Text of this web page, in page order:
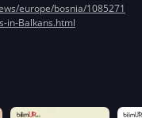
europe/bosnia/1085271
in-Balkans.html